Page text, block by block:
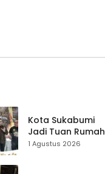
Kota Sukabumi
Jadi Tuan Rumah
Kontes Batu Akik
1 Agustus 2026